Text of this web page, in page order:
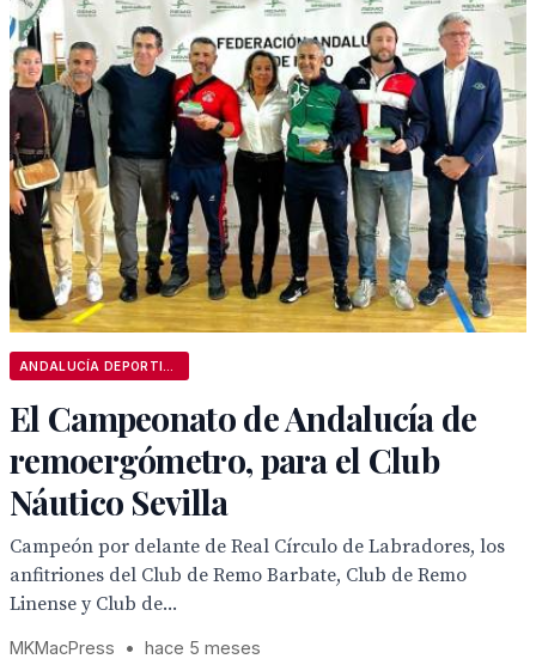
El Campeonato de Andalucía de
remoergómetro, para el Club
Náutico Sevilla
Campeón por delante de Real Círculo de Labradores, los
anfitriones del Club de Remo Barbate, Club de Remo
Linense y Club de...
MKMacPress • hace 5 meses